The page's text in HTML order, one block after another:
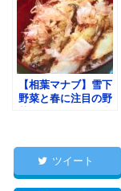
【相葉マナブ】雪下
野菜と春に注目の野
ツイート